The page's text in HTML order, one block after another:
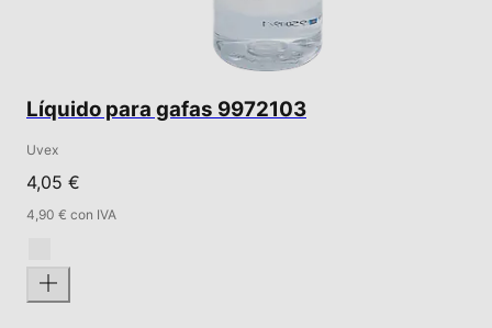
Líquido para gafas 9972103
Uvex
4,05 €
4,90 € con IVA